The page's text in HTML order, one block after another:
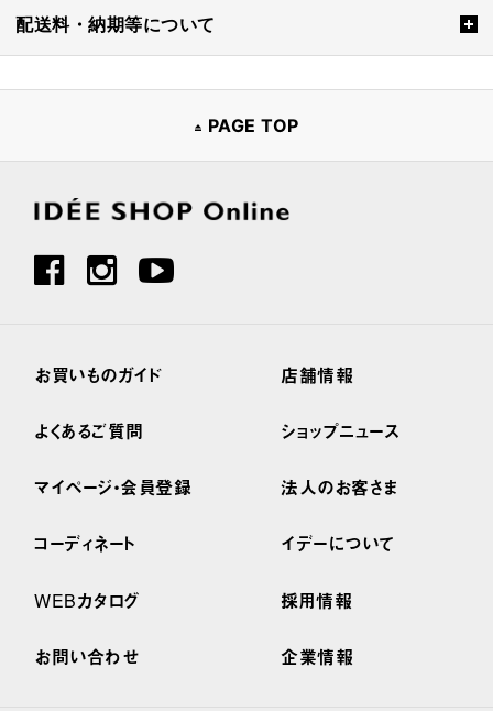
配送料・納期等について
PAGE TOP
お買いものガイド
よくあるご質問
マイページ・会員登録
コーディネート
WEBカタログ
お問い合わせ
店舗情報
ショップニュース
法人のお客さま
イデーについて
採用情報
企業情報